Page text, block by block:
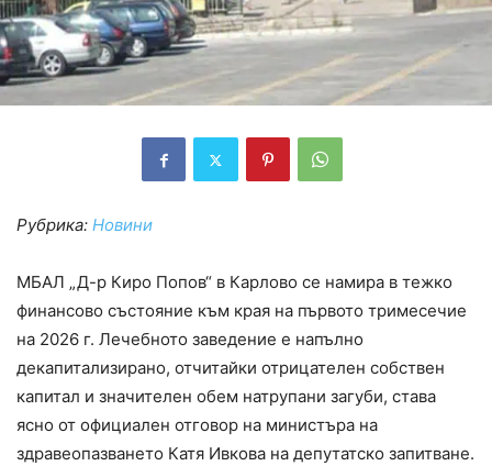
Рубрика: Новини
МБАЛ „Д-р Киро Попов“ в Карлово се намира в тежко
финансово състояние към края на първото тримесечие
на 2026 г. Лечебното заведение е напълно
декапитализирано, отчитайки отрицателен собствен
капитал и значителен обем натрупани загуби, става
ясно от официален отговор на министъра на
здравеопазването Катя Ивкова на депутатско запитване.